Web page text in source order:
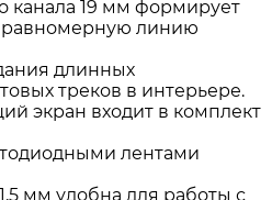
канала 19 мм формирует
линию
длинных
треков в интерьере.
экран входит в комплект
лентами
мм удобна для работы с